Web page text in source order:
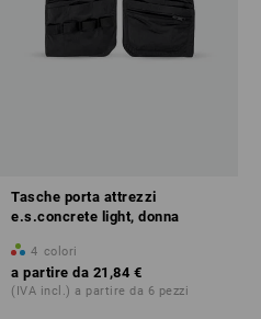
Tasche porta attrezzi
e.s.concrete light, donna
4 colori
a partire da 21,84 €
(IVA incl.) a partire da 6 pezzi